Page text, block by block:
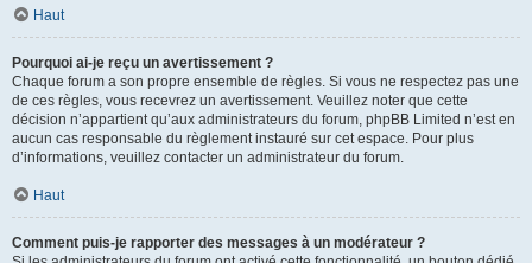
Haut
Pourquoi ai-je reçu un avertissement ?
Chaque forum a son propre ensemble de règles. Si vous ne respectez pas une
de ces règles, vous recevrez un avertissement. Veuillez noter que cette
décision n’appartient qu’aux administrateurs du forum, phpBB Limited n’est en
aucun cas responsable du règlement instauré sur cet espace. Pour plus
d’informations, veuillez contacter un administrateur du forum.
Haut
Comment puis-je rapporter des messages à un modérateur ?